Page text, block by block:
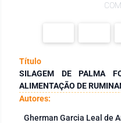
Título
SILAGEM DE PALMA
ALIMENTAÇÃO DE
Autores:
Gherman Garcia Leal de